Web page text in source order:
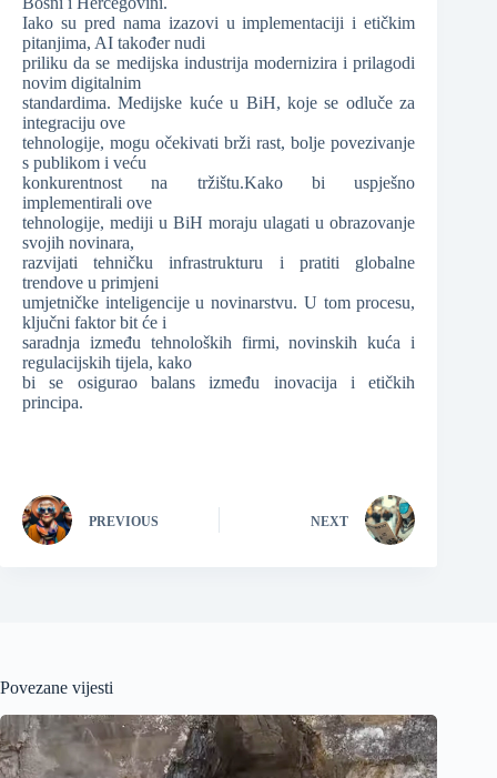
Iako su pred nama izazovi u implementaciji i etičkim
pitanjima, AI također nudi
priliku da se medijska industrija modernizira i prilagodi
novim digitalnim
standardima. Medijske kuće u BiH, koje se odluče za
integraciju ove
tehnologije, mogu očekivati brži rast, bolje povezivanje
s publikom i veću
konkurentnost na tržištu.Kako bi uspješno
implementirali ove
tehnologije, mediji u BiH moraju ulagati u obrazovanje
svojih novinara,
razvijati tehničku infrastrukturu i pratiti globalne
trendove u primjeni
umjetničke inteligencije u novinarstvu. U tom procesu,
ključni faktor bit će i
saradnja između tehnoloških firmi, novinskih kuća i
regulacijskih tijela, kako
bi se osigurao balans između inovacija i etičkih
principa.
PREVIOUS NEXT
Povezane vijesti